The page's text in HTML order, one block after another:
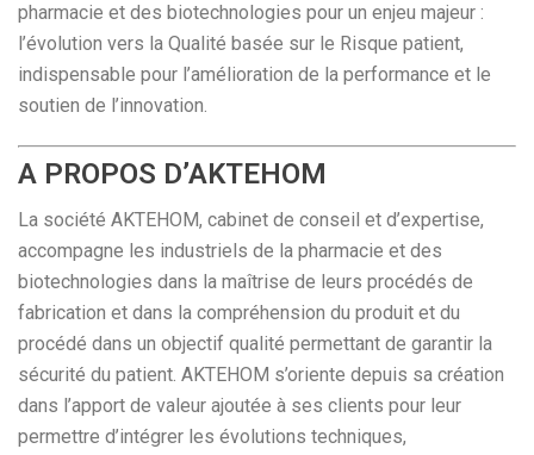
pharmacie et des biotechnologies pour un enjeu majeur :
l’évolution vers la Qualité basée sur le Risque patient,
indispensable pour l’amélioration de la performance et le
soutien de l’innovation.
A PROPOS D’AKTEHOM
La société AKTEHOM, cabinet de conseil et d’expertise,
accompagne les industriels de la pharmacie et des
biotechnologies dans la maîtrise de leurs procédés de
fabrication et dans la compréhension du produit et du
procédé dans un objectif qualité permettant de garantir la
sécurité du patient. AKTEHOM s’oriente depuis sa création
dans l’apport de valeur ajoutée à ses clients pour leur
permettre d’intégrer les évolutions techniques,